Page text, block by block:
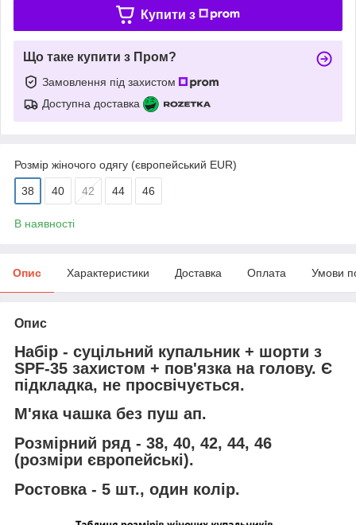
Купити з
Що таке купити з Пром?
Замовлення під захистом
Доступна доставка
Розмір жіночого одягу (європейський EUR)
38 40 42 44 46
В наявності
Опис Характеристики Доставка Оплата Умови
Опис
Набір - суцільний купальник + шорти з
SPF-35 захистом + пов'язка на голову. Є
підкладка, не просвічується.
М'яка чашка без пуш ап.
Розмірний ряд - 38, 40, 42, 44, 46
(розміри європейські).
Ростовка - 5 шт., один колір.